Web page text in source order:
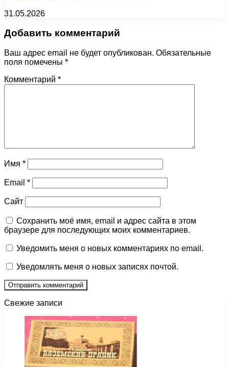
31.05.2026
Добавить комментарий
Ваш адрес email не будет опубликован. Обязательные
поля помечены *
Комментарий *
Имя *
Email *
Сайт
Сохранить моё имя, email и адрес сайта в этом
браузере для последующих моих комментариев.
Уведомить меня о новых комментариях по email.
Уведомлять меня о новых записях почтой.
Свежие записи